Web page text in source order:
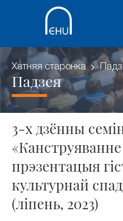
Хатняя старонка
Падзея
3-х дзённы
прэзентацыя
культурнай
(ліпень, 2023)